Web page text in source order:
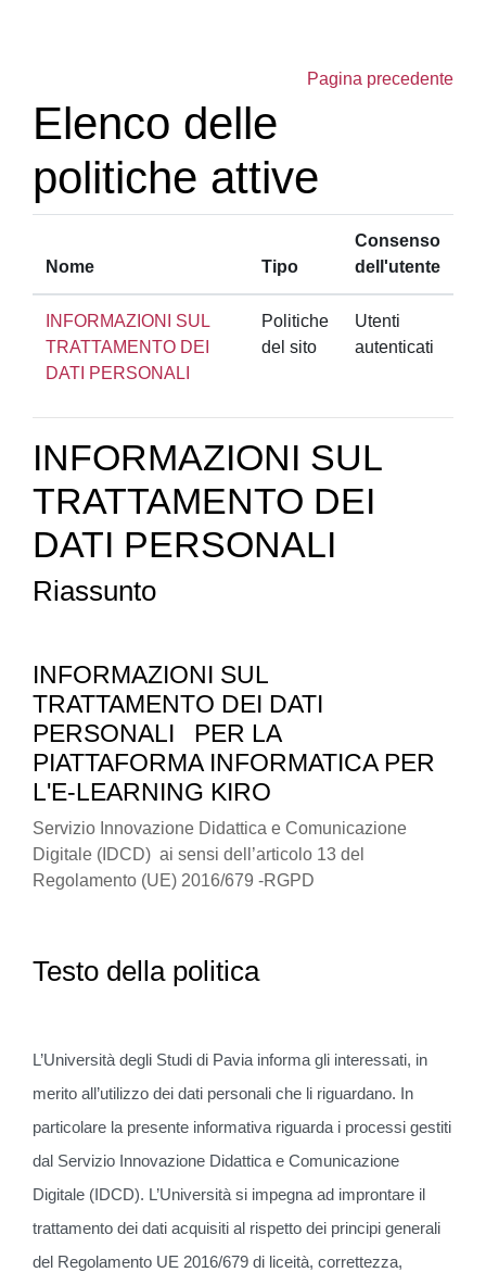
Pagina precedente
Elenco delle
politiche attive
Nome Tipo
Consenso
dell'utente
INFORMAZIONI SUL
TRATTAMENTO DEI
DATI PERSONALI
Politiche
del sito
Utenti
autenticati
INFORMAZIONI SUL
TRATTAMENTO DEI
DATI PERSONALI
Riassunto
INFORMAZIONI SUL
TRATTAMENTO DEI DATI
PERSONALI
PER LA
PIATTAFORMA INFORMATICA PER
L'E-LEARNING KIRO
Servizio Innovazione Didattica e Comunicazione
Digitale (IDCD) ai sensi dell’articolo 13 del
Regolamento (UE) 2016/679 -RGPD
Testo della politica
L’Università degli Studi di Pavia informa gli interessati, in
merito all’utilizzo dei dati personali che li riguardano. In
particolare la presente informativa riguarda i processi gestiti
dal Servizio Innovazione Didattica e Comunicazione
Digitale (IDCD). L’Università si impegna ad improntare il
trattamento dei dati acquisiti al rispetto dei principi generali
del Regolamento UE 2016/679 di liceità, correttezza,